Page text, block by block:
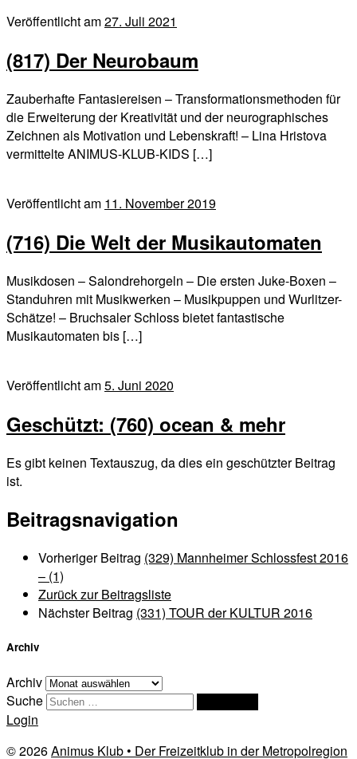
Veröffentlicht am27. Juli 2021
(817) Der Neurobaum
Zauberhafte Fantasiereisen – Transformationsmethoden für
die Erweiterung der Kreativität und der neurographisches
Zeichnen als Motivation und Lebenskraft! – Lina Hristova
vermittelte ANIMUS-KLUB-KIDS […]
Veröffentlicht am 11. November 2019
(716) Die Welt der Musikautomaten
Musikdosen – Salondrehorgeln – Die ersten Juke-Boxen –
Standuhren mit Musikwerken – Musikpuppen und Wurlitzer-
Schätze! – Bruchsaler Schloss bietet fantastische
Musikautomaten bis […]
Veröffentlicht am5. Juni 2020
Geschützt: (760) ocean & mehr
Es gibt keinen Textauszug, da dies ein geschützter Beitrag
ist.
Beitragsnavigation
Vorheriger Beitrag (329) Mannheimer Schlossfest 2016
– (1)
Zurück zur Beitragsliste
Nächster Beitrag (331) TOUR der KULTUR 2016
Archiv
Archiv
Suche
Login
© 2026Animus Klub • Der Freizeitklub in der Metropolregion